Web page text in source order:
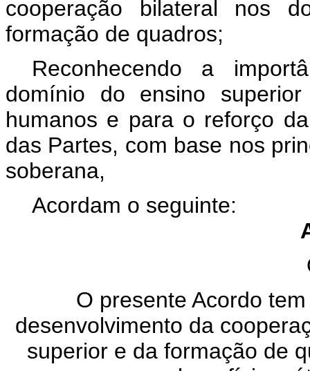
cooperação bilateral nos
formação de quadros;
Reconhecendo a
domínio do ensino
humanos e para o reforço
das Partes, com base nos
soberana,
Acordam o seguinte:
O presente Acordo
desenvolvimento da
superior e da formação de